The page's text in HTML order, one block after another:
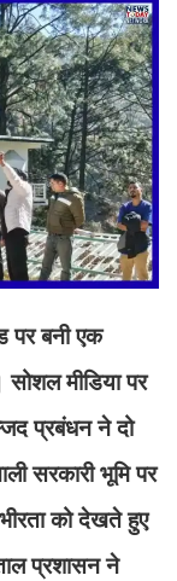
पर बनी एक
मीडिया पर
प्रबंधन ने दो
सरकारी भूमि पर
को देखते हुए
प्रशासन ने